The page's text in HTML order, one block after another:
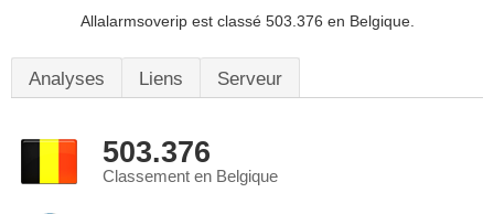
Allalarmsoverip est classé 503.376 en Belgique.
Analyses Liens Serveur
503.376
Classement en Belgique